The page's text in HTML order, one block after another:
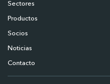
Sectores
Productos
Socios
Noticias
Contacto